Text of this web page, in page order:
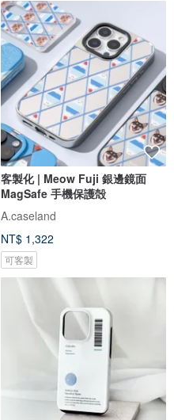
客製化 | Meow Fuji 銀邊鏡面
MagSafe 手機保護殻
A.caseland
NT$ 1,322
可客製